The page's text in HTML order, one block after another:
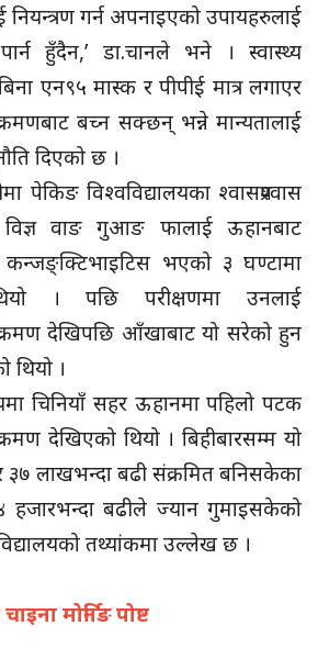
गर्न अपनाइएको उपायहरुलाई
हुँदैन,’ डा.चानले भने । स्वास्थ्य
एन९५ मास्क र पीपीई मात्र लगाएर
बच्न सक्छन् भन्ने मान्यतालाई
दिएको छ ।
पेकिङ विश्वविद्यालयका श्वासप्रश्वास
विज्ञ वाङ गुआङ फालाई ऊहानबाट
भएको ३ घण्टामा
। पछि परीक्षणमा उनलाई
देखिपछि आँखाबाट यो सरेको हुन
।
चिनियाँ सहर ऊहानमा पहिलो पटक
देखिएको थियो । बिहीबारसम्म यो
३७ लाखभन्दा बढी संक्रमित बनिसकेका
बढीले ज्यान गुमाइसकेको
तथ्यांकमा उल्लेख छ ।
मोर्निङ पोष्ट